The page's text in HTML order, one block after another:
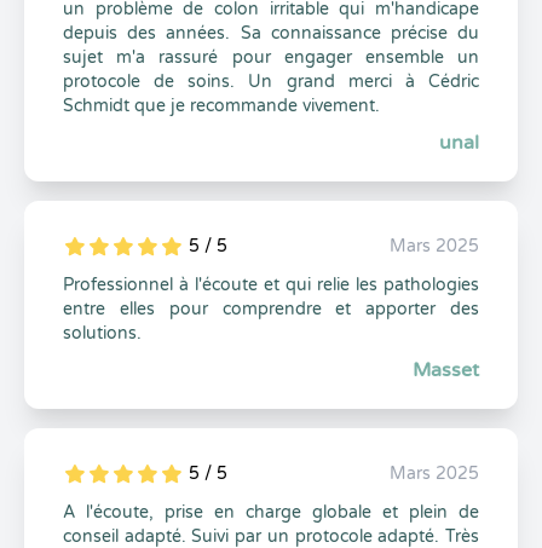
un problème de colon irritable qui m'handicape
depuis des années. Sa connaissance précise du
sujet m'a rassuré pour engager ensemble un
protocole de soins. Un grand merci à Cédric
Schmidt que je recommande vivement.
unal
5
1
5
0 5 / 5
Mars 2025
Professionnel à l'écoute et qui relie les pathologies
entre elles pour comprendre et apporter des
solutions.
Masset
5
1
5
0 5 / 5
Mars 2025
A l'écoute, prise en charge globale et plein de
conseil adapté. Suivi par un protocole adapté. Très